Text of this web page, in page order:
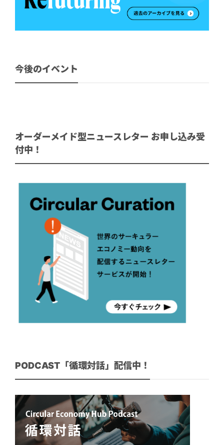
今後のイベント
オーダーメイド型ニュースレター お申し込み受
付中！
PODCAST「循環対話」配信中！